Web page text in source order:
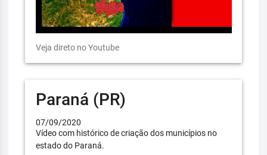
Veja direto no Youtube
Paraná (PR)
07/09/2020
Vídeo com histórico de criação dos municípios no
estado do Paraná.